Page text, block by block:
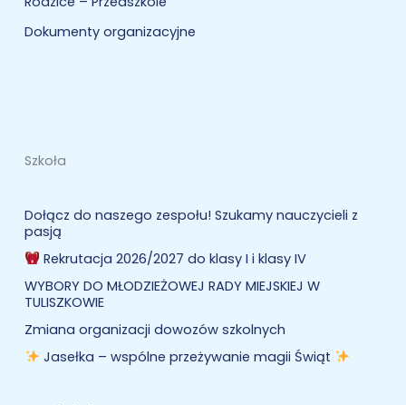
Dokumenty organizacyjne
Szkoła
Dołącz do naszego zespołu! Szukamy nauczycieli z
pasją
Rekrutacja 2026/2027 do klasy I i klasy IV
WYBORY DO MŁODZIEŻOWEJ RADY MIEJSKIEJ W
TULISZKOWIE
Zmiana organizacji dowozów szkolnych
Jasełka – wspólne przeżywanie magii Świąt